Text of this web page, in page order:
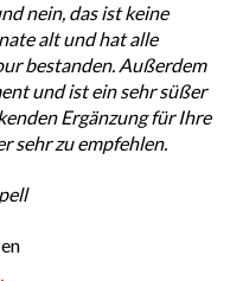
nein, das ist keine
alt und hat alle
bestanden. Außerdem
und ist ein sehr süßer
Ergänzung für Ihre
sehr zu empfehlen.